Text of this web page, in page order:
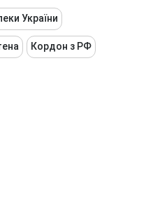
України
Кордон з РФ